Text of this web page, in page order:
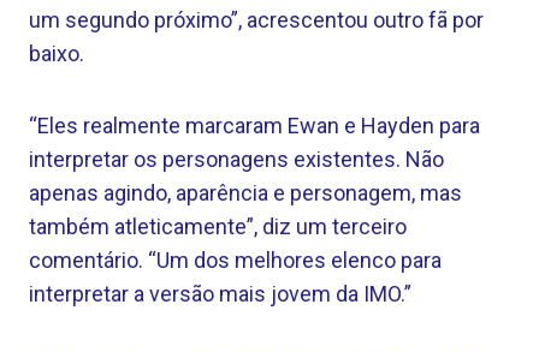
um segundo próximo”, acrescentou outro fã por
baixo.
“Eles realmente marcaram Ewan e Hayden para
interpretar os personagens existentes. Não
apenas agindo, aparência e personagem, mas
também atleticamente”, diz um terceiro
comentário. “Um dos melhores elenco para
interpretar a versão mais jovem da IMO.”